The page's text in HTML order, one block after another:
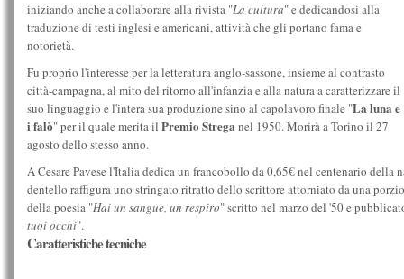
iniziando anche a collaborare alla rivista "La cultura" e dedicandosi alla
traduzione di testi inglesi e americani, attività che gli portano fama e
notorietà.
Fu proprio l'interesse per la letteratura anglo-sassone, insieme al contrasto
città-campagna, al mito del ritorno all'infanzia e alla natura a caratterizzare il
suo linguaggio e l'intera sua produzione sino al capolavoro finale "La luna e
i falò" per il quale merita il Premio Strega nel 1950. Morirà a Torino il 27
agosto dello stesso anno.
A Cesare Pavese l'Italia dedica un francobollo da 0,65€ nel centenario della
dentello raffigura uno stringato ritratto dello scrittore attorniato da una
della poesia "Hai un sangue, un respiro" scritto nel marzo del '50 e
tuoi occhi".
Caratteristiche tecniche